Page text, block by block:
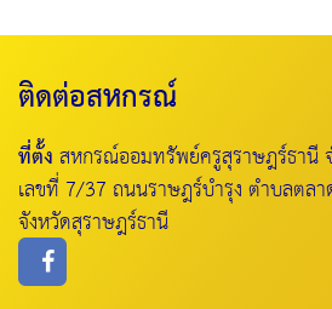
ติดต่อสหกรณ์
ที่ตั้งสหกรณ์ออมทรัพย์ครูสุราษฎร์ธานี
เลขที่ 7/37 ถนนราษฎร์บำรุง ตำบลตลา
จังหวัดสุราษฎร์ธานี